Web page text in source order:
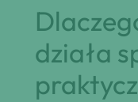
działa